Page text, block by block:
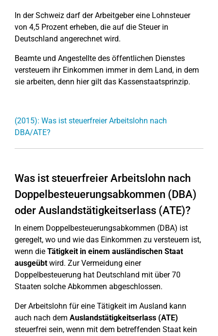
In der Schweiz darf der Arbeitgeber eine Lohnsteuer
von 4,5 Prozent erheben, die auf die Steuer in
Deutschland angerechnet wird.
Beamte und Angestellte des öffentlichen Dienstes
versteuern ihr Einkommen immer in dem Land, in dem
sie arbeiten, denn hier gilt das Kassenstaatsprinzip.
(2015): Was ist steuerfreier Arbeitslohn nach
DBA/ATE?
Was ist steuerfreier Arbeitslohn nach
Doppelbesteuerungsabkommen (DBA)
oder Auslandstätigkeitserlass (ATE)?
In einem Doppelbesteuerungsabkommen (DBA) ist
geregelt, wo und wie das Einkommen zu versteuern ist,
wenn die Tätigkeit in einem ausländischen Staat
ausgeübtwird. Zur Vermeidung einer
Doppelbesteuerung hat Deutschland mit über 70
Staaten solche Abkommen abgeschlossen.
Der Arbeitslohn für eine Tätigkeit im Ausland kann
auch nach dem Auslandstätigkeitserlass (ATE)
steuerfrei sein, wenn mit dem betreffenden Staat kein